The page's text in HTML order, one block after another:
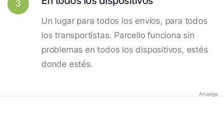
3
Un lugar para todos los envíos, para todos
los transportistas. Parcello funciona sin
problemas en todos los dispositivos, estés
donde estés.
Anzeige